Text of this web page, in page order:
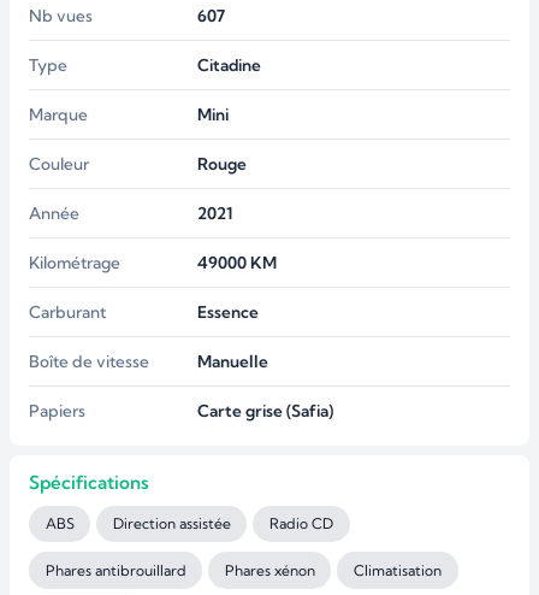
Nb vues 607
Type Citadine
Marque Mini
Couleur Rouge
Année 2021
Kilométrage 49000KM
Carburant Essence
Boîte de vitesse Manuelle
Papiers Carte grise (Safia)
Spécifications
ABS Direction assistée Radio CD
Phares antibrouillard Phares xénon Climatisation